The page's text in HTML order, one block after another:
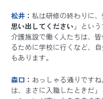
松井 ：私は研修の終わりに
思い出してください 」とい
介護施設で働く人たちは、
るために学校に行くなど、
もあります。
森口 ： おっしゃる通りです
は、まさに入職したときだ